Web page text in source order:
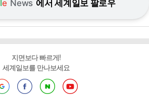
le News 에서 세계일보 팔로우
지면보다 빠르게!
세계일보를 만나보세요